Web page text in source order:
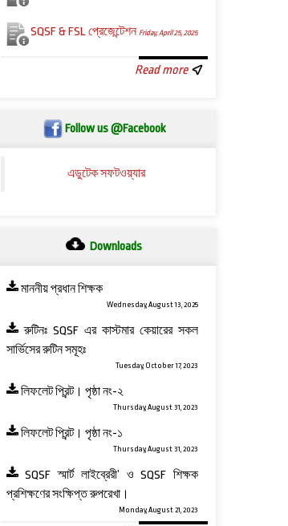
SQSF & FSL প্রেজেন্টেশন Friday, April 25, 2025
Read more
Follow us @Facebook
এডুটেক সফটওয়্যার
Downloads
মাননীয় প্রধান শিক্ষক
Wednesday, August 13, 2025
রুটিনঃ SQSF এর কাস্টমার কেয়ারের সকল
সার্ভিসের রুটিন সমূহঃ
Tuesday, October 17, 2023
লিফলেট প্রিন্ট। পৃষ্ঠা নং-২
Thursday, August 31, 2023
লিফলেট প্রিন্ট। পৃষ্ঠা নং-১
Thursday, August 31, 2023
SQSF স্মার্ট লাইব্রেরী’ ও ‍SQSF শিক্ষক
প্রশিক্ষণের সংক্ষিপ্ত রুপরেখা।
Monday, August 21, 2023